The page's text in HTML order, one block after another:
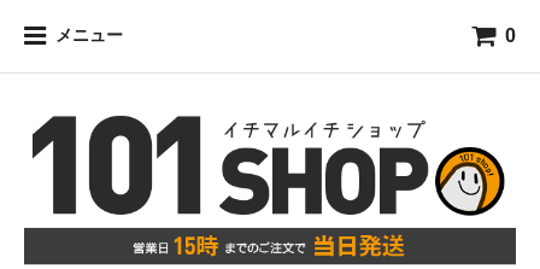
メニュー 0